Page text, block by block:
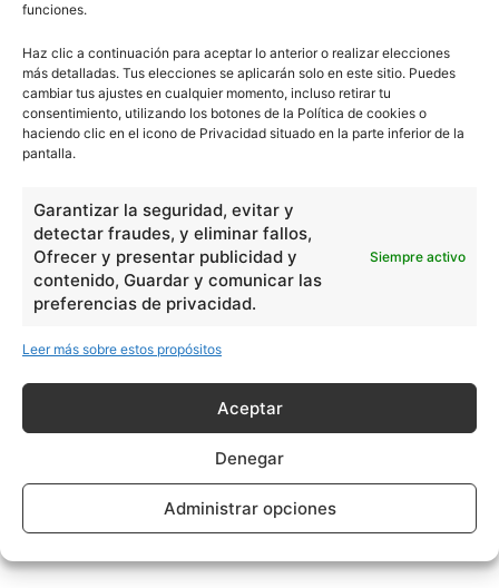
funciones.
Haz clic a continuación para aceptar lo anterior o realizar elecciones
más detalladas. Tus elecciones se aplicarán solo en este sitio. Puedes
cambiar tus ajustes en cualquier momento, incluso retirar tu
consentimiento, utilizando los botones de la Política de cookies o
haciendo clic en el icono de Privacidad situado en la parte inferior de la
pantalla.
Garantizar la seguridad, evitar y
detectar fraudes, y eliminar fallos,
Ofrecer y presentar publicidad y
contenido, Guardar y comunicar las
preferencias de privacidad.
Siempre activo
Leer más sobre estos propósitos
Aceptar
Denegar
Administrar opciones